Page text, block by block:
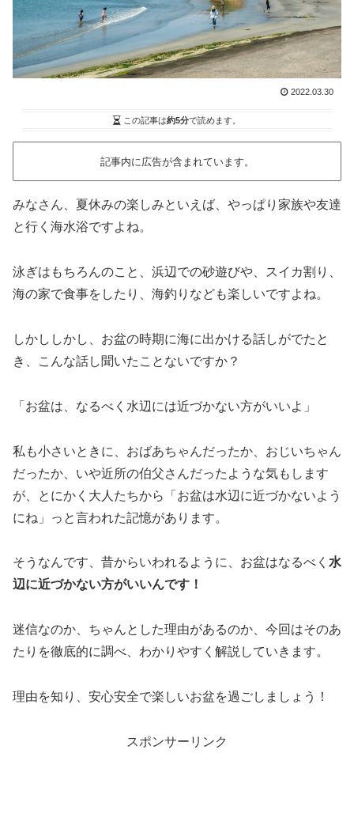
2022.03.30
この記事は約5分で読めます。
記事内に広告が含まれています。
みなさん、夏休みの楽しみといえば、やっぱり家族や友達
と行く海水浴ですよね。
泳ぎはもちろんのこと、浜辺での砂遊びや、スイカ割り、
海の家で食事をしたり、海釣りなども楽しいですよね。
しかししかし、お盆の時期に海に出かける話しがでたと
き、こんな話し聞いたことないですか？
「お盆は、なるべく水辺には近づかない方がいいよ」
私も小さいときに、おばあちゃんだったか、おじいちゃん
だったか、いや近所の伯父さんだったような気もします
が、とにかく大人たちから「お盆は水辺に近づかないよう
にね」っと言われた記憶があります。
そうなんです、昔からいわれるように、お盆はなるべく 水
辺に近づかない方がいいんです！
迷信なのか、ちゃんとした理由があるのか、今回はそのあ
たりを徹底的に調べ、わかりやすく解説していきます。
理由を知り、安心安全で楽しいお盆を過ごしましょう！
スポンサーリンク